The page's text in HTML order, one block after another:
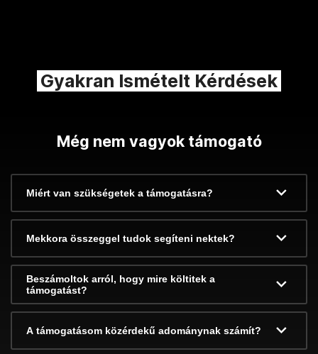
Gyakran Ismételt Kérdések
Még nem vagyok támogató
Miért van szükségetek a támogatásra?
Mekkora összeggel tudok segíteni nektek?
Beszámoltok arról, hogy mire költitek a
támogatást?
A támogatásom közérdekű adománynak számít?